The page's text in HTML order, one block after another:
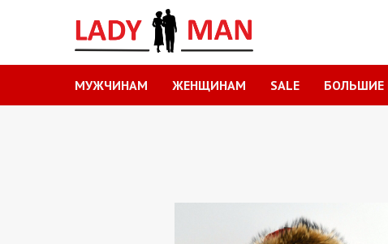
МУЖЧИНАМ ЖЕНЩИНАМ SALE БОЛЬШИЕ